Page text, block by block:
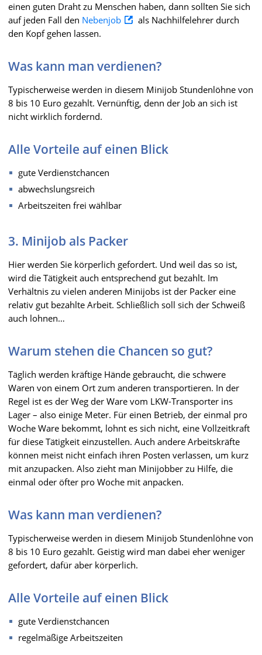
einen guten Draht zu Menschen haben, dann sollten Sie sich
auf jeden Fall den Nebenjob
als Nachhilfelehrer durch
den Kopf gehen lassen.
Was kann man verdienen?
Typischerweise werden in diesem Minijob Stundenlöhne von
8 bis 10 Euro gezahlt. Vernünftig, denn der Job an sich ist
nicht wirklich fordernd.
Alle Vorteile auf einen Blick
gute Verdienstchancen
abwechslungsreich
Arbeitszeiten frei wählbar
3. Minijob als Packer
Hier werden Sie körperlich gefordert. Und weil das so ist,
wird die Tätigkeit auch entsprechend gut bezahlt. Im
Verhältnis zu vielen anderen Minijobs ist der Packer eine
relativ gut bezahlte Arbeit. Schließlich soll sich der Schweiß
auch lohnen…
Warum stehen die Chancen so gut?
Täglich werden kräftige Hände gebraucht, die schwere
Waren von einem Ort zum anderen transportieren. In der
Regel ist es der Weg der Ware vom LKW-Transporter ins
Lager – also einige Meter. Für einen Betrieb, der einmal pro
Woche Ware bekommt, lohnt es sich nicht, eine Vollzeitkraft
für diese Tätigkeit einzustellen. Auch andere Arbeitskräfte
können meist nicht einfach ihren Posten verlassen, um kurz
mit anzupacken. Also zieht man Minijobber zu Hilfe, die
einmal oder öfter pro Woche mit anpacken.
Was kann man verdienen?
Typischerweise werden in diesem Minijob Stundenlöhne von
8 bis 10 Euro gezahlt. Geistig wird man dabei eher weniger
gefordert, dafür aber körperlich.
Alle Vorteile auf einen Blick
gute Verdienstchancen
regelmäßige Arbeitszeiten